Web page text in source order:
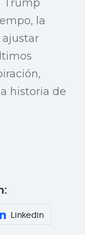
Trump
la
historia de
Linkedin